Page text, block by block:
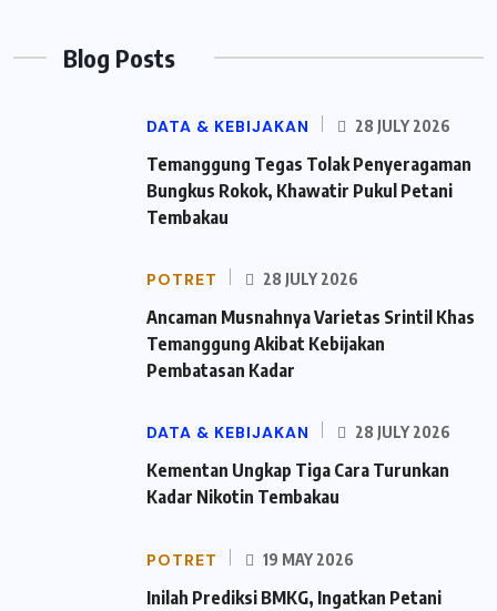
Blog Posts
DATA & KEBIJAKAN 28 JULY 2026
Temanggung Tegas Tolak Penyeragaman
Bungkus Rokok, Khawatir Pukul Petani
Tembakau
POTRET 28 JULY 2026
Ancaman Musnahnya Varietas Srintil Khas
Temanggung Akibat Kebijakan
Pembatasan Kadar
DATA & KEBIJAKAN 28 JULY 2026
Kementan Ungkap Tiga Cara Turunkan
Kadar Nikotin Tembakau
POTRET 19 MAY 2026
Inilah Prediksi BMKG, Ingatkan Petani